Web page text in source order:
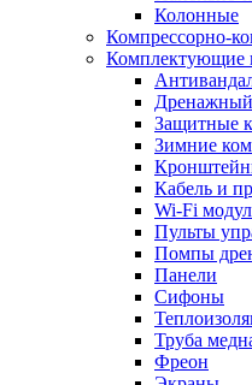
Колонные
Компрессорно-
Комплектующие
Защитные
Зимние
Кабель и
Wi-Fi
Пульты
Помпы
Панели
Сифоны
Труба
Фреон